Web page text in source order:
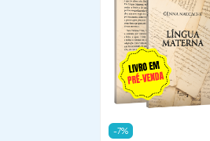
-7%